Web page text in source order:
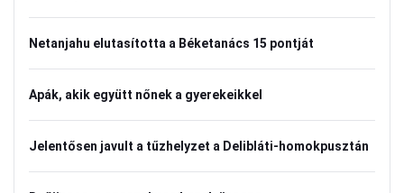
Netanjahu elutasította a Béketanács 15 pontját
Apák, akik együtt nőnek a gyerekeikkel
Jelentősen javult a tűzhelyzet a Delibláti-homokpusztán